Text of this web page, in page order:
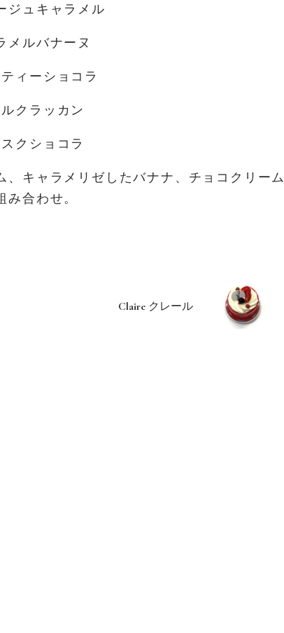
ジュキャラメル
メルバナーヌ
ィーショコラ
クラッカン
クショコラ
、キャラメリゼしたバナナ、チョコクリーム
み合わせ。
Claire クレール